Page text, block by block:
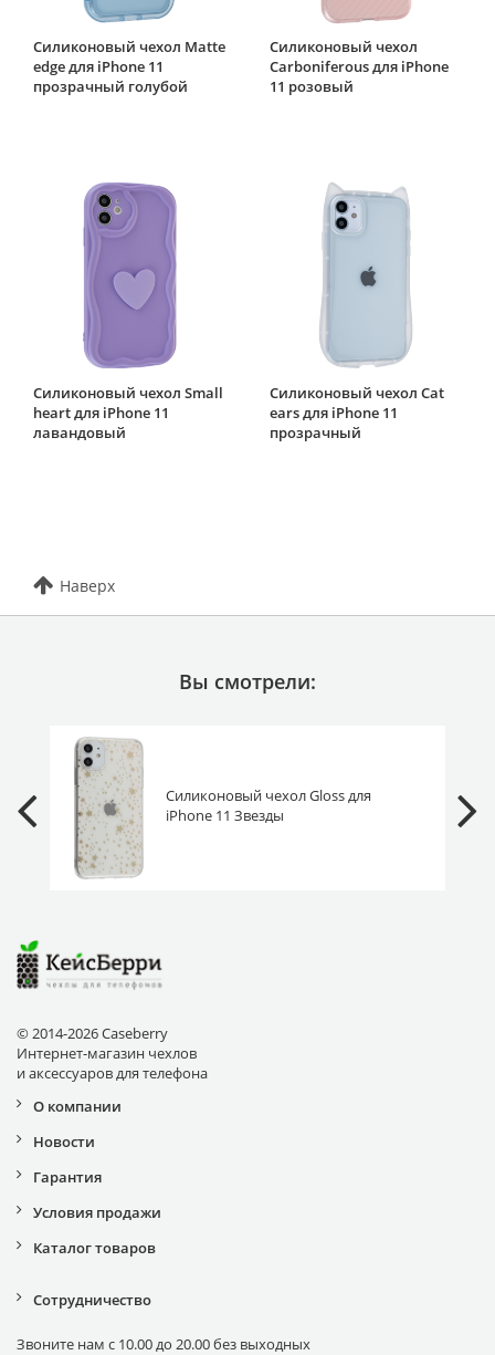
Силиконовый чехол Matte
edge для iPhone 11
прозрачный голубой
Силиконовый чехол
Carboniferous для iPhone
11 розовый
Силиконовый чехол Small
heart для iPhone 11
лавандовый
Силиконовый чехол Cat
ears для iPhone 11
прозрачный
Наверх
Вы смотрели:
Силиконовый чехол Gloss для
iPhone 11 Звезды
© 2014-2026 Caseberry
Интернет-магазин чехлов
и аксессуаров для телефона
О компании
Новости
Гарантия
Условия продажи
Каталог товаров
Сотрудничество
Звоните нам с 10.00 до 20.00 без выходных